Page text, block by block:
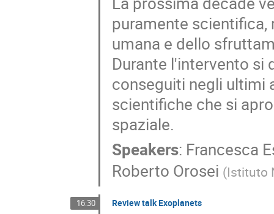
puramente scientifica,
umana e dello
Durante l'intervento
conseguiti negli ultimi
scientifiche che si
spaziale.
Speakers: Francesca
Roberto Orosei (Istituto
16:30 Review talk Exoplanets